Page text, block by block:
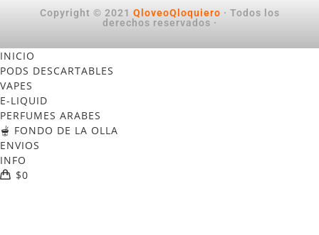
Copyright © 2021 QloveoQloquiero · Todos los
derechos reservados ·
INICIO
PODS DESCARTABLES
VAPES
E-LIQUID
PERFUMES ARABES
🫕 FONDO DE LA OLLA
ENVIOS
INFO
$0